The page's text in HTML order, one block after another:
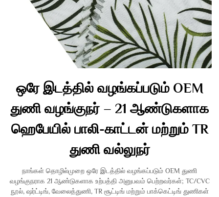
ஒரே இடத்தில் வழங்கப்படும் OEM
துணி வழங்குநர் – 21 ஆண்டுகளாக
ஹெபேயில் பாலி-காட்டன் மற்றும் TR
துணி வல்லுநர்
நாங்கள் தொழில்முறை ஒரே இடத்தில் வழங்கப்படும் OEM துணி
வழங்குநராக 21 ஆண்டுகளாக உற்பத்தி அனுபவம் பெற்றவர்கள்; TC/CVC
நூல், ஷர்ட்டிங், வேலைத்துணி, TR சூட்டிங் மற்றும் பாக்கெட்டிங் துணிகள்